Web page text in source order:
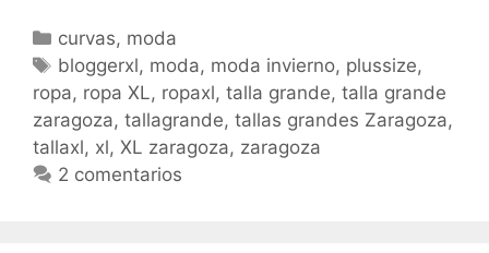
Categorías
curvas, moda
Etiquetas
bloggerxl, moda, moda invierno, plussize,
ropa, ropa XL, ropaxl, talla grande, talla grande
zaragoza, tallagrande, tallas grandes Zaragoza,
tallaxl, xl, XL zaragoza, zaragoza
2 comentarios